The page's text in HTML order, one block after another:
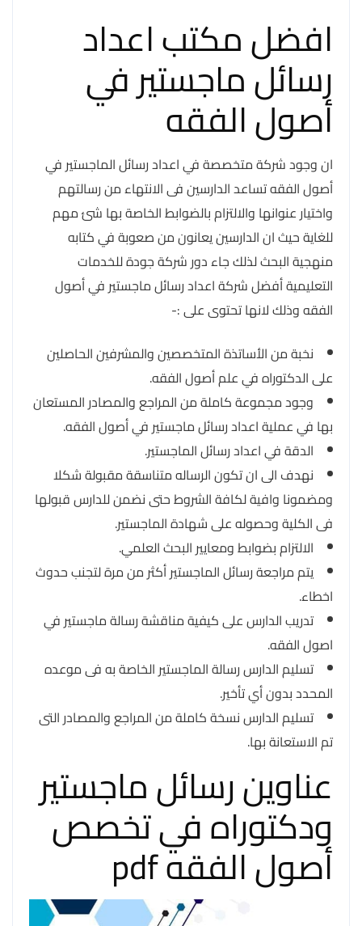
افضل مكتب اعداد
رسائل ماجستير في
أصول الفقه
ان وجود شركة متخصصة في اعداد رسائل الماجستير في
أصول الفقه تساعد الدارسين فى الانتهاء من رسالتهم
واختيار عنوانها والالتزام بالضوابط الخاصة بها شئ مهم
للغاية حيث ان الدارسين يعانون من صعوبة في كتابه
منهجية البحث لذلك جاء دور شركة جودة للخدمات
التعليمية أفضل شركة اعداد رسائل ماجستير في أصول
الفقه وذلك لانها تحتوى على :-
نخبة من الأساتذة المتخصصين والمشرفين الحاصلين
على الدكتوراه في علم أصول الفقه.
وجود مجموعة كاملة من المراجع والمصادر المستعان
بها في عملية اعداد رسائل ماجستير في أصول الفقه.
الدقة في اعداد رسائل الماجستير.
نهدف الى ان تكون الرساله متناسقة مقبولة شكلا
ومضمونا وافية لكافة الشروط حتى نضمن للدارس قبولها
فى الكلية وحصوله على شهادة الماجستير.
الالتزام بضوابط ومعايير البحث العلمي.
يتم مراجعة رسائل الماجستير أكثر من مرة لتجنب حدوث
اخطاء.
تدريب الدارس على كيفية مناقشة رسالة ماجستير في
اصول الفقه.
تسليم الدارس رسالة الماجستير الخاصة به فى موعده
المحدد بدون أي تأخير.
تسليم الدارس نسخة كاملة من المراجع والمصادر التى
تم الاستعانة بها.
عناوين رسائل ماجستير
ودكتوراه في تخصص
أصول الفقه pdf